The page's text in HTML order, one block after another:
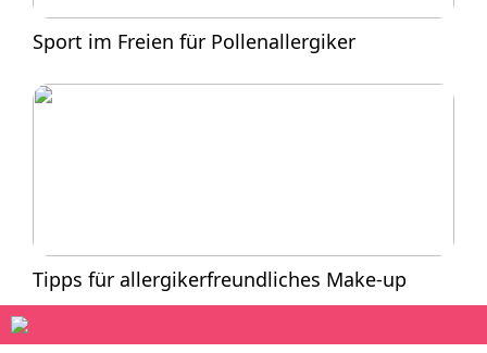
Sport im Freien für Pollenallergiker
Tipps für allergikerfreundliches Make-up